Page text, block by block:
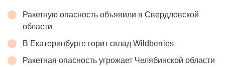
Ракетную опасность объявили в Свердловской
области
В Екатеринбурге горит склад Wildberries
Ракетная опасность угрожает Челябинской области